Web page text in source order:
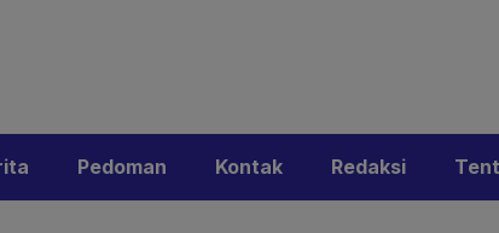
Pedoman Kontak Redaksi